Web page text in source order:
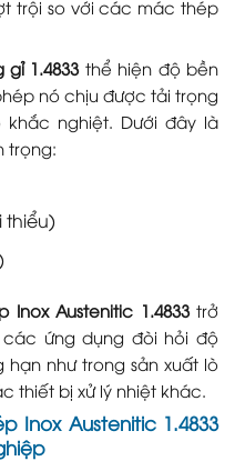
trội so với các mác thép
1.4833thể hiện độ bền
nó chịu được tải trọng
nghiệt. Dưới đây là
trọng:
thiểu)
Inox Austenitic 1.4833trở
ứng dụng đòi hỏi độ
như trong sản xuất lò
thiết bị xử lý nhiệt khác.
Inox Austenitic 1.4833